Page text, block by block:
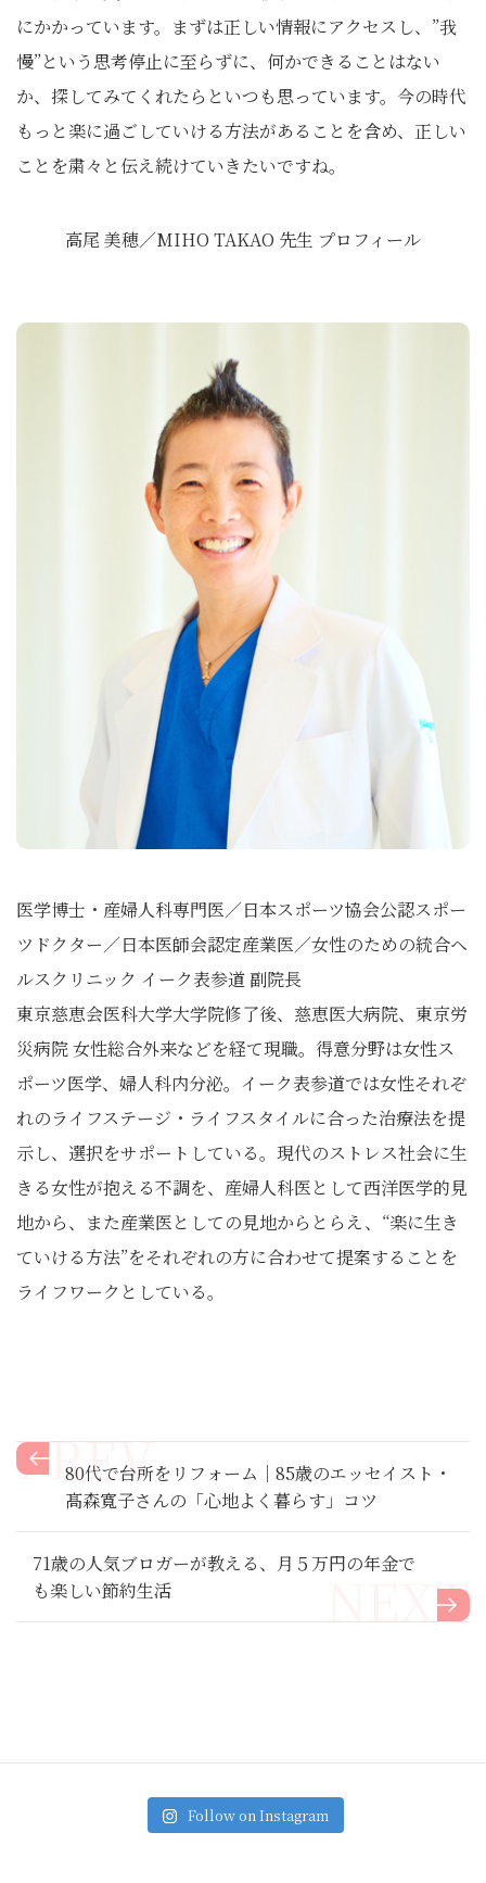
にかかっています。まずは正しい情報にアクセスし、”我
慢”という思考停止に至らずに、何かできることはない
か、探してみてくれたらといつも思っています。今の時代
もっと楽に過ごしていける方法があることを含め、正しい
ことを粛々と伝え続けていきたいですね。
高尾 美穂／MIHO TAKAO 先生 プロフィール
医学博士・産婦人科専門医／日本スポーツ協会公認スポー
ツドクター／日本医師会認定産業医／女性のための統合ヘ
ルスクリニック イーク表参道 副院長
東京慈恵会医科大学大学院修了後、慈恵医大病院、東京労
災病院 女性総合外来などを経て現職。得意分野は女性ス
ポーツ医学、婦人科内分泌。イーク表参道では女性それぞ
れのライフステージ・ライフスタイルに合った治療法を提
示し、選択をサポートしている。現代のストレス社会に生
きる女性が抱える不調を、産婦人科医として西洋医学的見
地から、また産業医としての見地からとらえ、“楽に生き
ていける方法”をそれぞれの方に合わせて提案することを
ライフワークとしている。
80代で台所をリフォーム｜85歳のエッセイスト・
髙森寬子さんの「心地よく暮らす」コツ
71歳の人気ブロガーが教える、月５万円の年金で
も楽しい節約生活
Follow on Instagram